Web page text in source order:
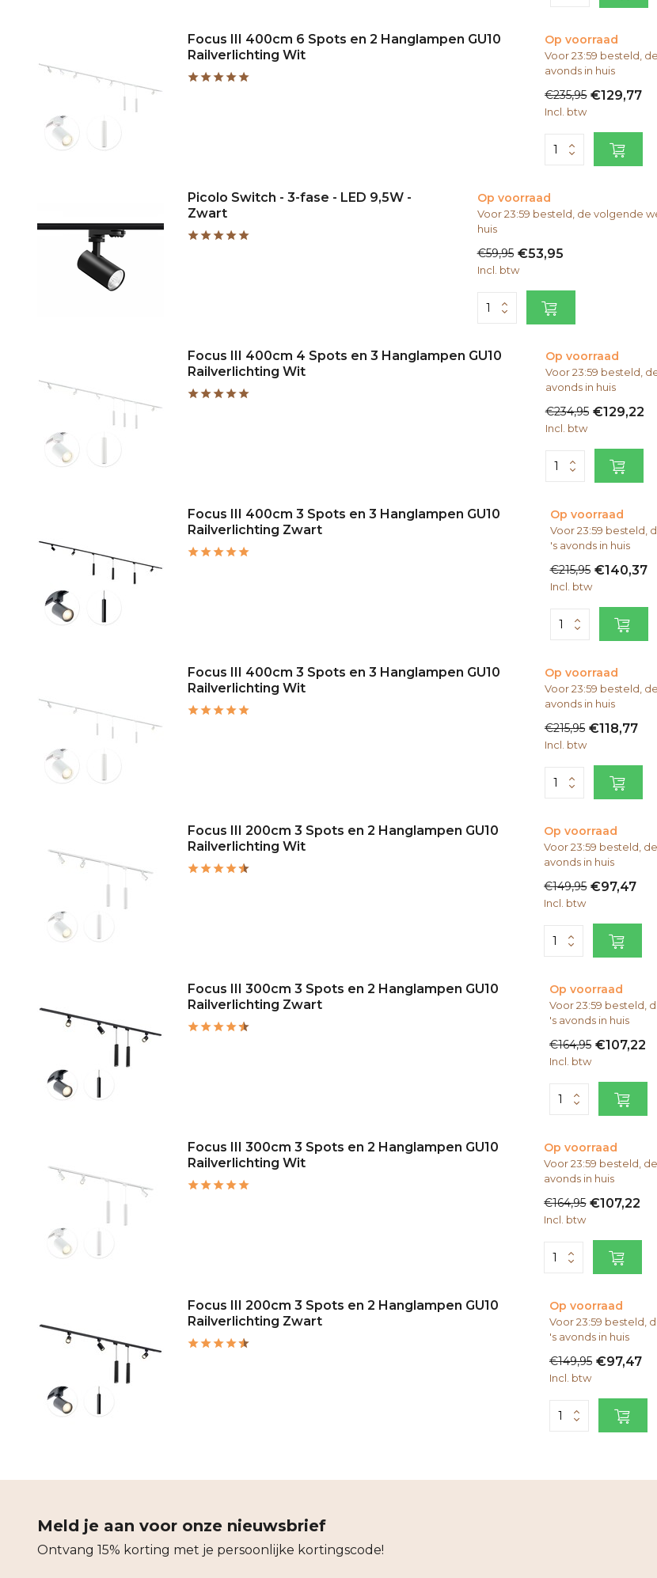
Focus III 400cm 6 Spots en 2 Hanglampen GU10
Railverlichting Wit
Op voorraad
Voor 23:59 besteld,
avonds in huis
€235,95 €129,77
Incl. btw
Picolo Switch - 3-fase - LED 9,5W -
Zwart
Op voorraad
Voor 23:59 besteld, de volgende
huis
€59,95 €53,95
Incl. btw
Focus III 400cm 4 Spots en 3 Hanglampen GU10
Railverlichting Wit
Op voorraad
Voor 23:59 besteld,
avonds in huis
€234,95 €129,22
Incl. btw
Focus III 400cm 3 Spots en 3 Hanglampen GU10
Railverlichting Zwart
Op voorraad
Voor 23:59 besteld,
's avonds in huis
€215,95 €140,37
Incl. btw
Focus III 400cm 3 Spots en 3 Hanglampen GU10
Railverlichting Wit
Op voorraad
Voor 23:59 besteld,
avonds in huis
€215,95 €118,77
Incl. btw
Focus III 200cm 3 Spots en 2 Hanglampen GU10
Railverlichting Wit
Op voorraad
Voor 23:59 besteld,
avonds in huis
€149,95 €97,47
Incl. btw
Focus III 300cm 3 Spots en 2 Hanglampen GU10
Railverlichting Zwart
Op voorraad
Voor 23:59 besteld,
's avonds in huis
€164,95 €107,22
Incl. btw
Focus III 300cm 3 Spots en 2 Hanglampen GU10
Railverlichting Wit
Op voorraad
Voor 23:59 besteld,
avonds in huis
€164,95 €107,22
Incl. btw
Focus III 200cm 3 Spots en 2 Hanglampen GU10
Railverlichting Zwart
Op voorraad
Voor 23:59 besteld,
's avonds in huis
€149,95 €97,47
Incl. btw
Meld je aan voor onze nieuwsbrief
Ontvang 15% korting met je persoonlijke kortingscode!